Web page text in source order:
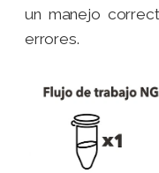
un manejo
errores.